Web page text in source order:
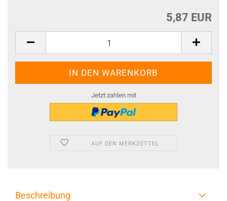
5,87 EUR
Jetzt zahlen mit
AUF DEN MERKZETTEL
Beschreibung